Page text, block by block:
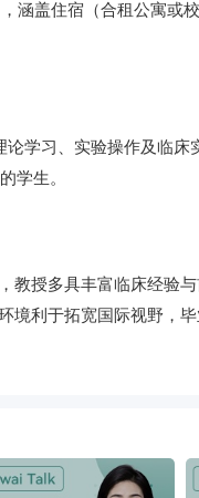
涵盖住宿（合租公寓或
学习、实验操作及临
学生。
授多具丰富临床经验
利于拓宽国际视野，